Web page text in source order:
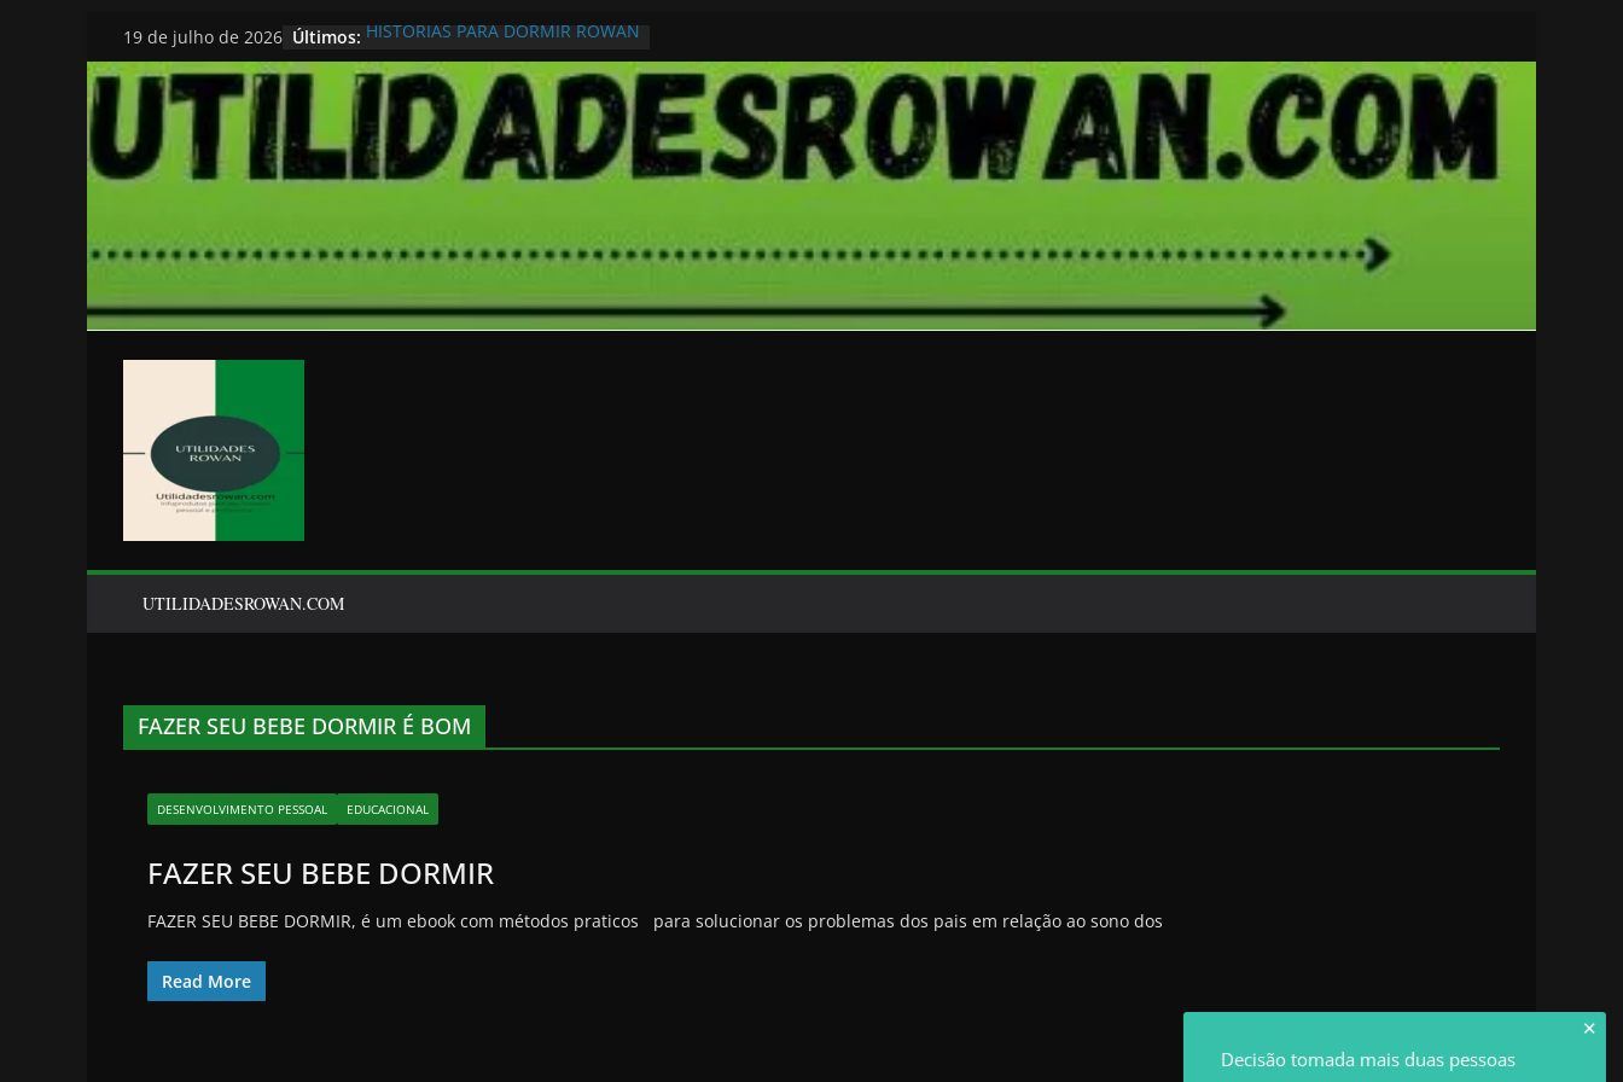
Pular
para
o
conteúdo
19 de julho de 2026 Últimos: HISTORIAS PARA DORMIR ROWAN
UTILIDADESROWAN.COM
FAZER SEU BEBE DORMIR É BOM
DESENVOLVIMENTO PESSOAL EDUCACIONAL
FAZER SEU BEBE DORMIR
FAZER SEU BEBE DORMIR, é um ebook com métodos praticos para solucionar os problemas dos pais em relação ao sono dos
Read More
✕
Decisão tomada mais duas pessoas